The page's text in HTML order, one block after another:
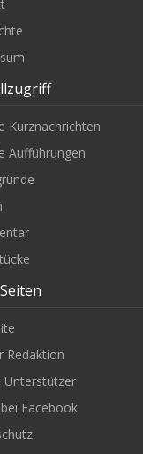
Kurznachrichten
Aufführungen
Redaktion
Unterstützer
Facebook